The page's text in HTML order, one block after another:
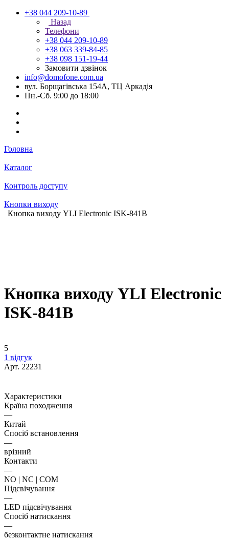
+38 044 209-10-89
Назад
Телефони
+38 044 209-10-89
+38 063 339-84-85
+38 098 151-19-44
Замовити дзвінок
info@domofone.com.ua
вул. Борщагівська 154А, ТЦ Аркадія
Пн.-Сб. 9:00 до 18:00
Головна
Каталог
Контроль доступу
Кнопки виходу
Кнопка виходу YLI Electronic ISK-841B
Кнопка виходу YLI Electronic
ISK-841B
5
1 відгук
Арт. 22231
Характеристики
Країна походження
—
Китай
Спосіб встановлення
—
врізний
Контакти
—
NO | NC | COM
Підсвічування
—
LED підсвічування
Спосіб натискання
—
безконтактне натискання